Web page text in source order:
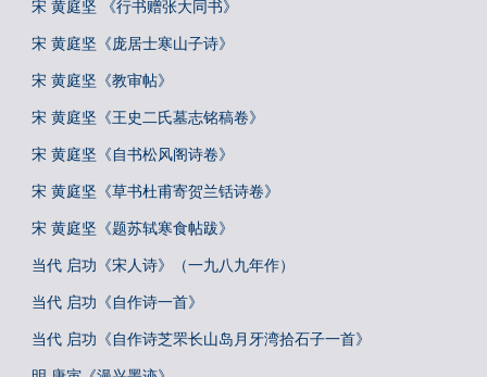
宋 黄庭坚 《行书赠张大同书》
宋 黄庭坚《庞居士寒山子诗》
宋 黄庭坚《教审帖》
宋 黄庭坚《王史二氏墓志铭稿卷》
宋 黄庭坚《自书松风阁诗卷》
宋 黄庭坚《草书杜甫寄贺兰铦诗卷》
宋 黄庭坚《题苏轼寒食帖跋》
当代 启功《宋人诗》（一九八九年作）
当代 启功《自作诗一首》
当代 启功《自作诗芝罘长山岛月牙湾拾石子一首》